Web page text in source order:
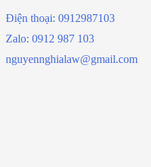
Điện thoại: 0912987103
Zalo: 0912 987 103
nguyennghialaw@gmail.com